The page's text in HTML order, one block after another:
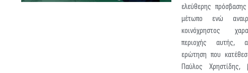
ελεύθερης
μέτωπο ενώ
κοινόχρηστος
περιοχής αυτής,
ερώτηση που
Παύλος Χρηστίδης,